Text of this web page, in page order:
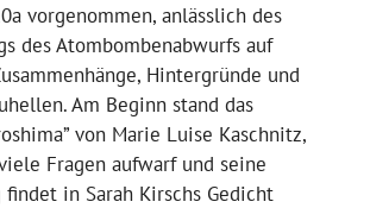
vorgenommen, anlässlich des
des Atombombenabwurfs auf
Hintergründe und
Am Beginn stand das
von Marie Luise Kaschnitz,
Fragen aufwarf und seine
in Sarah Kirschs Gedicht